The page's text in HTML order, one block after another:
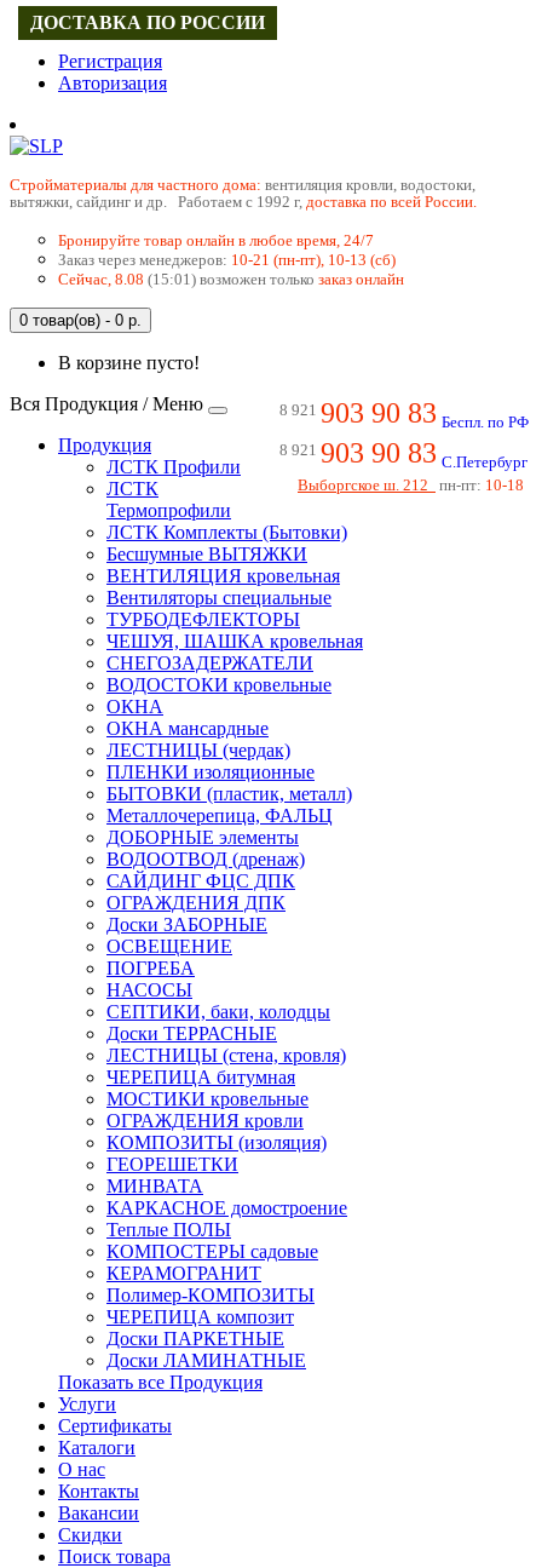
Регистрация
Авторизация
Cтройматериалы для частного дома: вентиляция кровли, водостоки,
вытяжки, сайдинг и др. Работаем с 1992 г, доставка по всей России.
Бронируйте товар онлайн в любое время, 24/7
Заказ через менеджеров: 10-21 (пн-пт), 10-13 (сб)
Сейчас, 8.08 (15:01) возможен только заказ онлайн
0 товар(ов) - 0 р.
В корзине пусто!
8 921 903 90 83 Беспл. по РФ
8 921 903 90 83 С.Петербург
Выборгское ш. 212
пн-пт: 10-18
Вся Продукция / Меню
Продукция
ЛСТК Профили
ЛСТК
Термопрофили
ЛСТК Комплекты (Бытовки)
Бесшумные ВЫТЯЖКИ
ВЕНТИЛЯЦИЯ кровельная
Вентиляторы специальные
ТУРБОДЕФЛЕКТОРЫ
ЧЕШУЯ, ШАШКА кровельная
СНЕГОЗАДЕРЖАТЕЛИ
ВОДОСТОКИ кровельные
ОКНА
ОКНА мансардные
ЛЕСТНИЦЫ (чердак)
ПЛЕНКИ изоляционные
БЫТОВКИ (пластик, металл)
Металлочерепица, ФАЛЬЦ
ДОБОРНЫЕ элементы
ВОДООТВОД (дренаж)
САЙДИНГ ФЦС ДПК
ОГРАЖДЕНИЯ ДПК
Доски ЗАБОРНЫЕ
ОСВЕЩЕНИЕ
ПОГРЕБА
НАСОСЫ
СЕПТИКИ, баки, колодцы
Доски ТЕРРАСНЫЕ
ЛЕСТНИЦЫ (стена, кровля)
ЧЕРЕПИЦА битумная
МОСТИКИ кровельные
ОГРАЖДЕНИЯ кровли
КОМПОЗИТЫ (изоляция)
ГЕОРЕШЕТКИ
МИНВАТА
КАРКАСНОЕ домостроение
Теплые ПОЛЫ
КОМПОСТЕРЫ садовые
КЕРАМОГРАНИТ
Полимер-КОМПОЗИТЫ
ЧЕРЕПИЦА композит
Доски ПАРКЕТНЫЕ
Доски ЛАМИНАТНЫЕ
Показать все Продукция
Услуги
Сертификаты
Каталоги
О нас
Контакты
Вакансии
Скидки
Поиск товара
ДОСТАВКА ПО РОССИИ